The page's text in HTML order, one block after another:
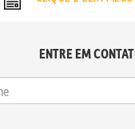
ENTRE EM